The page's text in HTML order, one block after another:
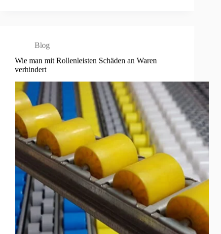
Blog
Wie man mit Rollenleisten Schäden an Waren
verhindert